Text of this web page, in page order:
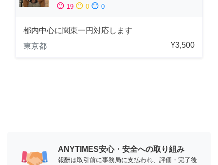
sentiment_satisfied 19 sentiment_neutral 0 sentiment_dissatisfied 0
都内中心に関東一円対応します
東京都
¥3,500
ANYTIMES安心・安全への取り組み
報酬は取引前に事務局に支払われ、評価・完了後